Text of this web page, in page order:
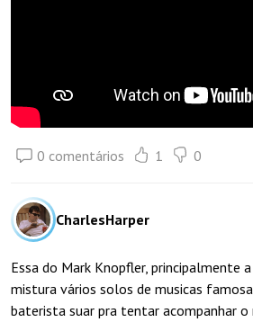
0 comentários 1 0
CharlesHarper
Essa do Mark Knopfler, principalmente
mistura vários solos de musicas
baterista suar pra tentar acompanhar